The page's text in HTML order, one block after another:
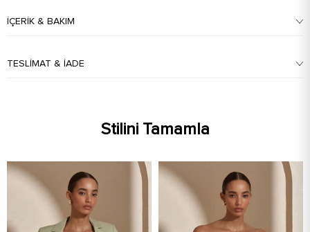
İÇERIK & BAKIM
TESLIMAT & İADE
Stilini Tamamla